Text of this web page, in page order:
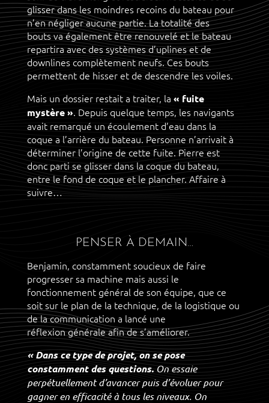
glisser dans les moindres recoins du bateau pour
n’en négliger aucune partie. La totalité des
bouts va également être renouvelé et le bateau
repartira avec des systèmes d’uplines et de
downlines complètement neufs. Ces bouts
permettent de hisser et de descendre les voiles.
Mais un dossier restait a traiter, la « fuite
mystère ». Depuis quelque temps, les navigants
avait remarqué un écoulement d’eau dans la
coque a l’arrière du bateau. Personne n’arrivait à
déterminer l’origine de cette fuite. Pierre est
donc parti se glisser dans la coque du bateau,
entre le fond de coque et le plancher. Affaire à
suivre…
PENSER À DEMAIN…
Benjamin, constamment soucieux de faire
progresser sa machine mais aussi le
fonctionnement général de son équipe, que ce
soit sur le plan de la technique, de la logistique ou
de la communication a lancé une
réflexion générale afin de s’améliorer.
« Dans ce type de projet, on se pose
constamment des questions.On essaie
perpétuellement d’avancer puis d’évoluer pour
gagner en efficacité à tous les niveaux. On